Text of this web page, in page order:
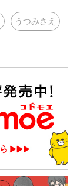
うつみさえ